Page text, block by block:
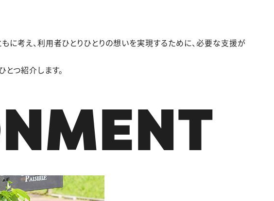
に考え、利用者ひとりひとりの想いを実現するために、必要な支援が
つ紹介します。